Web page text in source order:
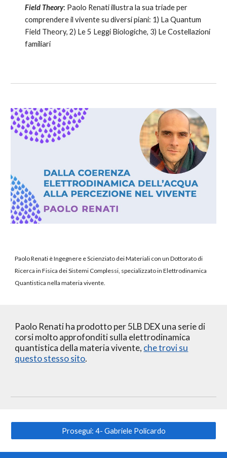
Field Theory: Paolo Renati illustra la sua triade per
comprendere il vivente su diversi piani: 1) La Quantum
Field Theory, 2) Le 5 Leggi Biologiche, 3) Le Costellazioni
familiari
Paolo Renati è Ingegnere e Scienziato dei Materiali con un Dottorato di
Ricerca in Fisica dei Sistemi Complessi, specializzato in Elettrodinamica
Quantistica nella materia vivente.
Paolo Renati ha prodotto per 5LB DEX una serie di
corsi molto approfonditi sulla elettrodinamica
quantistica della materia vivente, che trovi su
questo stesso sito.
Prosegui: 4- Gabriele Policardo